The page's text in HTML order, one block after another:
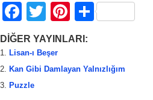
F
a
c
e
b
T
wi
tt
er
Pi
nt
e
S
e
DİĞER YAYINLARI:
Lisan-ı Beşer
Kan Gibi Damlayan Yalnızlığım
Puzzle